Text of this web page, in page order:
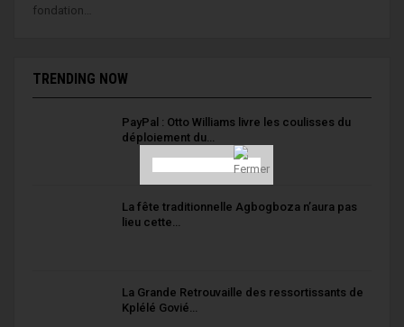
fondation…
TRENDING NOW
PayPal : Otto Williams livre les coulisses du
déploiement du…
La fête traditionnelle Agbogboza n’aura pas
lieu cette…
La Grande Retrouvaille des ressortissants de
Kplélé Govié…